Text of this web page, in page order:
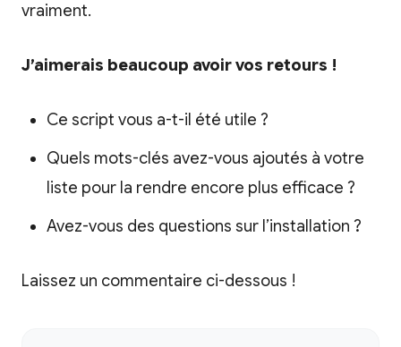
vraiment.
J’aimerais beaucoup avoir vos retours !
Ce script vous a-t-il été utile ?
Quels mots-clés avez-vous ajoutés à votre
liste pour la rendre encore plus efficace ?
Avez-vous des questions sur l’installation ?
Laissez un commentaire ci-dessous !